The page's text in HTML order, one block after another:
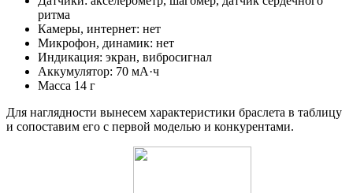
ритма
Камеры, интернет: нет
Микрофон, динамик: нет
Индикация: экран, вибросигнал
Аккумулятор: 70 мА·ч
Масса 14 г
Для наглядности вынесем характеристики браслета в таблицу
и сопоставим его с первой моделью и конкурентами.